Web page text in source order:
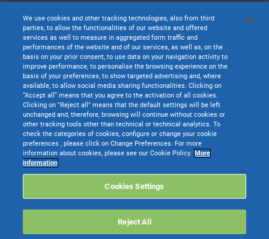
TeamSystem S.p.A. società con socio unico soggetta all’attività di direzione e
coordinamento di TeamSystem Holdco S.p.A. - Cap. Soc. € 24.000.000 I.v. -
C.C.I.A.A. delle Marche - P.I. 01035310414
Sede Legale e Amministrativa: Via Sandro Pertini, 88 - 61122 Pesaro (PU) -
Websolute
We use cookies and other tracking technologies, also from third
parties, to allow the functionalities of our website and offered
services as well to measure in aggregated form traffic and
performances of the website and of our services, as well as, on the
basis on your prior consent, to use data on your navigation activity to
improve performance, to personalise the browsing experience on the
basis of your preferences, to show targeted advertising and, where
available, to allow social media sharing functionalities. Clicking on
“Accept all” means that you agree to the activation of all cookies.
Clicking on "Reject all" means that the default settings will be left
unchanged and, therefore, browsing will continue without cookies or
other tracking tools other than technical or technical analytics. To
check the categories of cookies, configure or change your cookie
preferences , please click on Change Preferences. For more
information about cookies, please see our Cookie Policy. More
information
Cookies Settings
Reject All